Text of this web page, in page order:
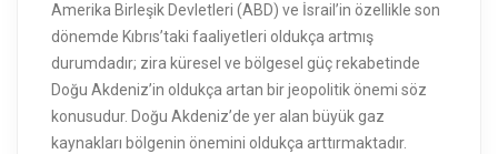
Amerika Birleşik Devletleri (ABD) ve İsrail’in özellikle son
dönemde Kıbrıs’taki faaliyetleri oldukça artmış
durumdadır; zira küresel ve bölgesel güç rekabetinde
Doğu Akdeniz’in oldukça artan bir jeopolitik önemi söz
konusudur. Doğu Akdeniz’de yer alan büyük gaz
kaynakları bölgenin önemini oldukça arttırmaktadır.